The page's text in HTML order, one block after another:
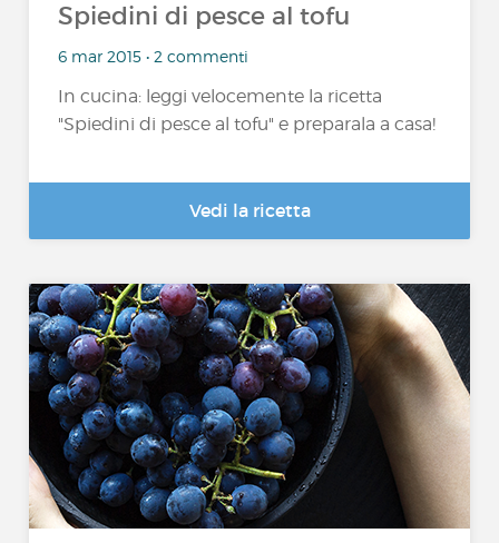
Spiedini di pesce al tofu
6 mar 2015 • 2 commenti
In cucina: leggi velocemente la ricetta
"Spiedini di pesce al tofu" e preparala a casa!
Vedi la ricetta